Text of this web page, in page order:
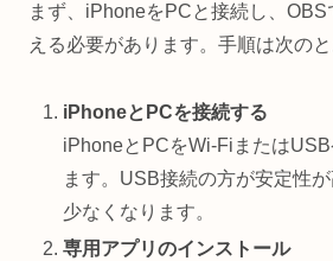
まず、iPhoneをPCと接続し、
える必要があります。手順は次のと
iPhoneとPCを接続する
iPhoneとPCをWi-Fiまたは
ます。USB接続の方が安定性
少なくなります。
専用アプリのインストール